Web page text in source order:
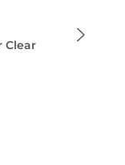
Clear